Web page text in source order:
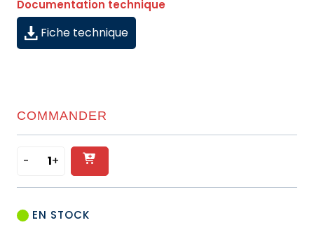
Documentation technique
Fiche technique
COMMANDER
- quantité
de
CRÉPUSCULAIRE
+
Ajouter
au
panier
EN STOCK